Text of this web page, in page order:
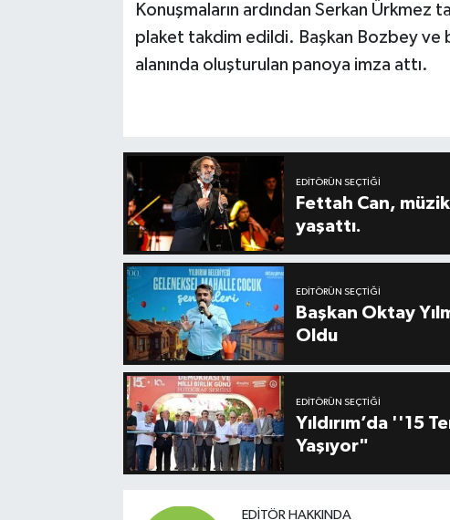
Konuşmaların ardından Serkan Ürkmez
plaket takdim edildi. Başkan Bozbey ve
alanında oluşturulan panoya imza attı.
EDITÖRÜN SEÇTIĞI
Fettah Can,
yaşattı.
EDITÖRÜN SEÇTIĞI
Başkan Oktay
Oldu
EDITÖRÜN SEÇTIĞI
Yıldırım’da ''15
Yaşıyor"
EDITÖR HAKKINDA